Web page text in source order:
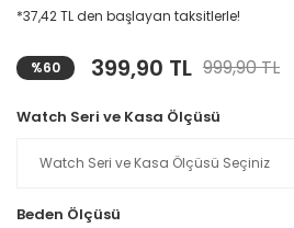
*37,42 TL den başlayan taksitlerle!
%60 399,90 TL 999,90 TL
Watch Seri ve Kasa Ölçüsü
Beden Ölçüsü